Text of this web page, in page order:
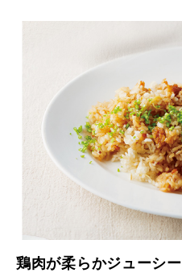
鶏肉が柔らかジューシ